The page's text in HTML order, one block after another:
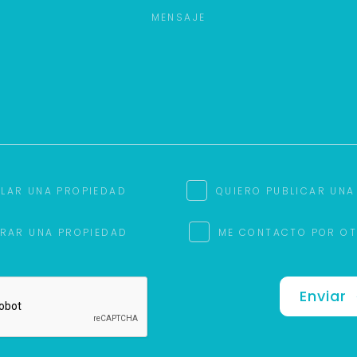
UNA PROPIEDAD QUIERO PUBLICAR
UNA PROPIEDAD ME CONTACTO POR
Enviar